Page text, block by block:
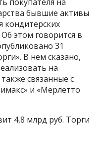
бывшие активы
кондитерских
этом говорится в
31
В нем сказано,
на
связанные с
и «Мерлетто
4,8 млрд руб. Торги